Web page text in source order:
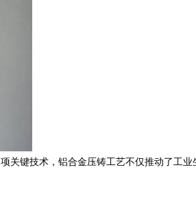
键技术，铝合金压铸工艺不仅推动了工业